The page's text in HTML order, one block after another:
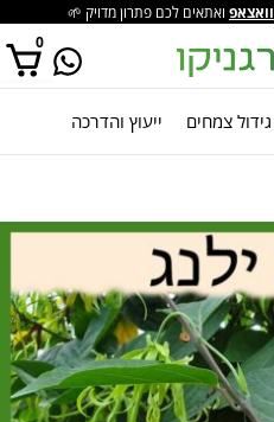
וואצאפ ואתאים לכם פתרון מדויק 🌱
0
אין מוצרים בסל הקניות.גידול צמחים ייעוץ והדרכה